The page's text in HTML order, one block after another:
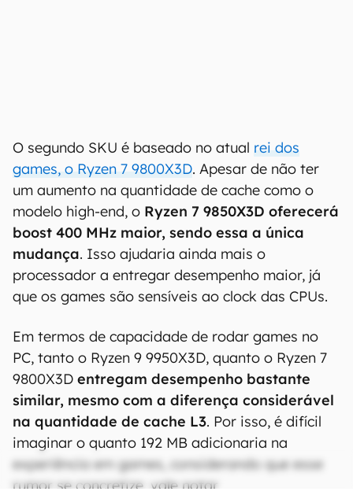
O segundo SKU é baseado no atual rei dos
games, o Ryzen 7 9800X3D. Apesar de não ter
um aumento na quantidade de cache como o
modelo high-end, o Ryzen 7 9850X3D oferecerá
boost 400 MHz maior, sendo essa a única
mudança. Isso ajudaria ainda mais o
processador a entregar desempenho maior, já
que os games são sensíveis ao clock das CPUs.
Em termos de capacidade de rodar games no
PC, tanto o Ryzen 9 9950X3D, quanto o Ryzen 7
9800X3D entregam desempenho bastante
similar, mesmo com a diferença considerável
na quantidade de cache L3. Por isso, é difícil
imaginar o quanto 192 MB adicionaria na
experiência em games, considerando que esse
rumor se concretize, vale notar.